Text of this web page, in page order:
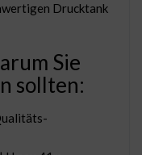
Drucktank
Sie
sollten: